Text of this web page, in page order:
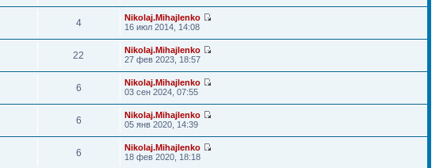
4
Nikolaj.Mihajlenko
16 июл 2014, 14:08
22
Nikolaj.Mihajlenko
27 фев 2023, 18:57
6
Nikolaj.Mihajlenko
03 сен 2024, 07:55
6
Nikolaj.Mihajlenko
05 янв 2020, 14:39
6
Nikolaj.Mihajlenko
18 фев 2020, 18:18